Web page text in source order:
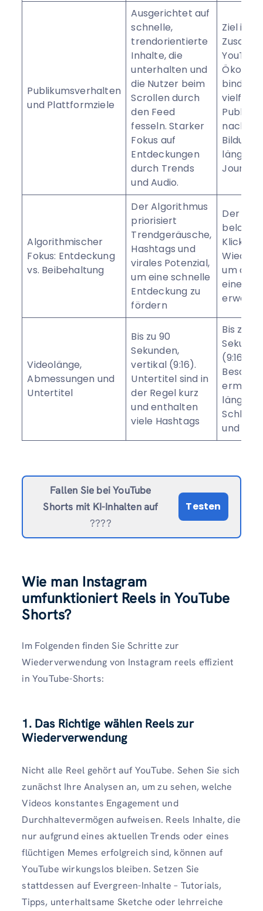
Publikumsverhalten
und Plattformziele
Ausgerichtet auf
schnelle,
trendorientierte
Inhalte, die
unterhalten und
die Nutzer beim
Scrollen durch
den Feed
fesseln. Starker
Fokus auf
Entdeckungen
durch Trends
und Audio.
Ziel ist
binden.
nach
Bildung
Algorithmischer
Fokus: Entdeckung
vs. Beibehaltung
Der Algorithmus
priorisiert
Trendgeräusche,
Hashtags und
virales Potenzial,
um eine schnelle
Entdeckung zu
fördern
Der
belohnt
um den
eines
Videolänge,
Abmessungen und
Untertitel
Bis zu 90
Sekunden,
vertikal (9:16).
Untertitel sind in
der Regel kurz
und enthalten
viele Hashtags
Bis zu 60
(9:16).
längere
und
Fallen Sie bei YouTube
Shorts mit KI-Inhalten auf
????
Testen
Wie man Instagram
umfunktioniert Reels in YouTube
Shorts?
Im Folgenden finden Sie Schritte zur
Wiederverwendung von Instagram reels effizient
in YouTube-Shorts:
1. Das Richtige wählen Reels zur
Wiederverwendung
Nicht alle Reel gehört auf YouTube. Sehen Sie sich
zunächst Ihre Analysen an, um zu sehen, welche
Videos konstantes Engagement und
Durchhaltevermögen aufweisen. Reels Inhalte, die
nur aufgrund eines aktuellen Trends oder eines
flüchtigen Memes erfolgreich sind, können auf
YouTube wirkungslos bleiben. Setzen Sie
stattdessen auf Evergreen-Inhalte – Tutorials,
Tipps, unterhaltsame Sketche oder lehrreiche